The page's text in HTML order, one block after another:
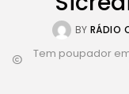
BY RÁDIO
Tem poupador